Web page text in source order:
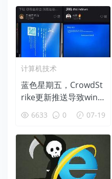
计算机技术
蓝色星期五，CrowdSt
rike更新推送导致wind
ows蓝屏后恢复办法
6633 0 07-19